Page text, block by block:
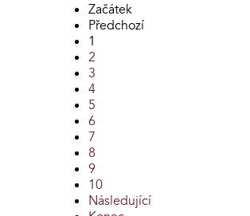
Začátek
Předchozí
1
2
3
4
5
6
7
8
9
10
Následující